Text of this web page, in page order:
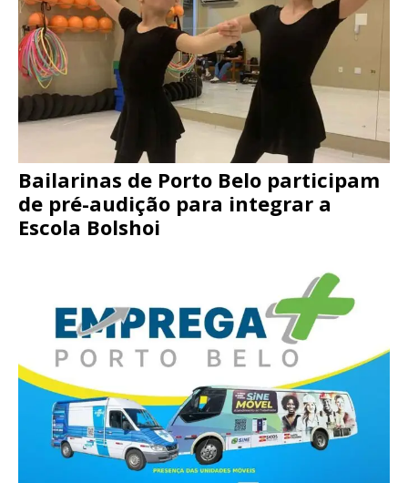
Bailarinas de Porto Belo participam
de pré-audição para integrar a
Escola Bolshoi